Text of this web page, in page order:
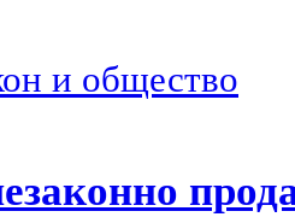
и общество